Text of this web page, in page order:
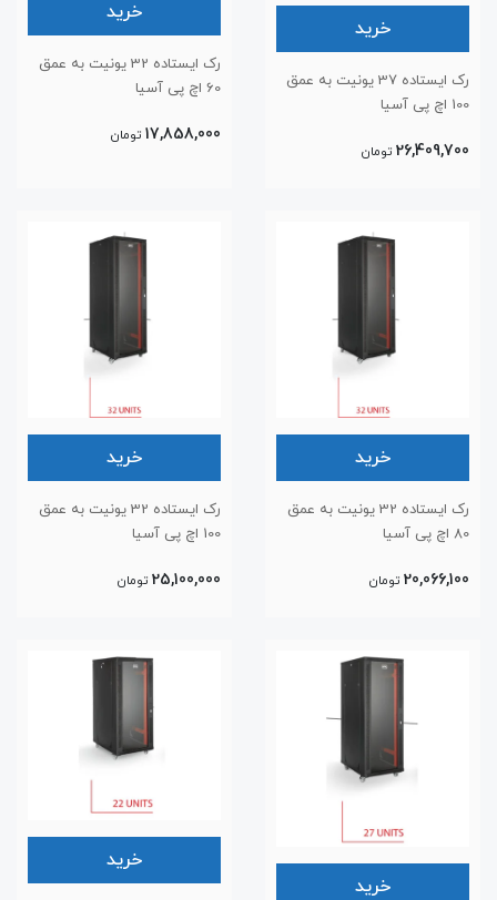
خرید
رک ایستاده 37 یونیت به عمق
100 اچ پی آسیا
26,409,700 تومان
خرید
رک ایستاده 32 یونیت به عمق
60 اچ پی آسیا
17,858,000 تومان
خرید
رک ایستاده 32 یونیت به عمق
80 اچ پی آسیا
20,066,100 تومان
خرید
رک ایستاده 32 یونیت به عمق
100 اچ پی آسیا
25,100,000 تومان
خرید
خرید